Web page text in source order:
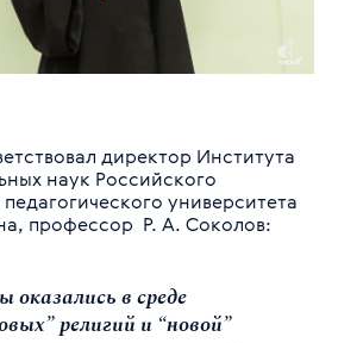
директор Института
наук Российского
университета
профессор Р. А. Соколов:
оказались в среде
религий и “новой”